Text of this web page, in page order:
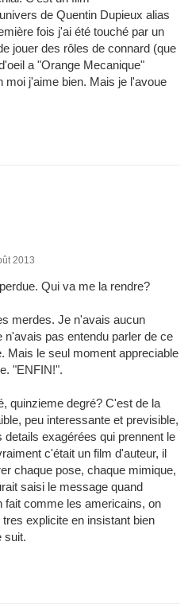
de Quentin Dupieux alias
fois j'ai été touché par un
jouer des rôles de connard (que
a "Orange Mecanique"
moi j'aime bien. Mais je l'avoue
2013
Qui va me la rendre?
merdes. Je n'avais aucun
n'avais pas entendu parler de ce
Mais le seul moment appreciable
"ENFIN!".
quinzieme degré? C'est de la
peu interessante et previsible,
exagérées qui prennent le
c'était un film d'auteur, il
chaque pose, chaque mimique,
saisi le message quand
fait comme les americains, on
explicite en insistant bien
suit.